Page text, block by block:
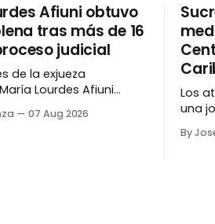
Afiuni obtuvo
tras más de 16
judicial
de la exjueza
Lourdes Afiuni
la libertad plena y
07 Aug 2026
Los
una
del
By